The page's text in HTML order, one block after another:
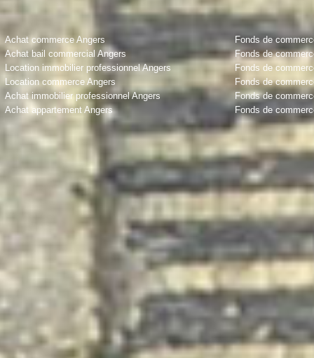
Achat commerce Angers
Achat bail commercial Angers
Location immobilier professionnel Angers
Location commerce Angers
Achat immobilier professionnel Angers
Achat appartement Angers
Fonds de
Fonds de
Fonds de
Fonds de
Fonds de
Fonds de